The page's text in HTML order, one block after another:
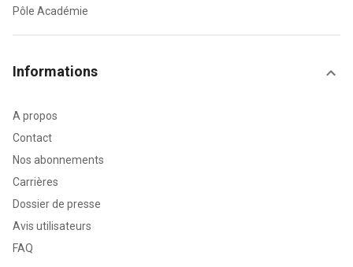
Pôle Académie
Informations
A propos
Contact
Nos abonnements
Carrières
Dossier de presse
Avis utilisateurs
FAQ